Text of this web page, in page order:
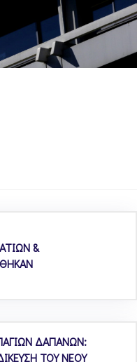
&
ΔΑΠΑΝΩΝ:
ΤΟΥ ΝΕΟΥ